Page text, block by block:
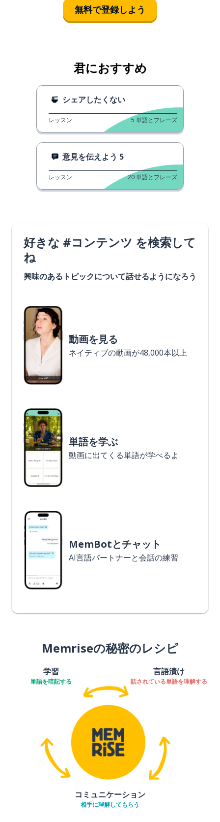
無料で登録しよう
君におすすめ
シェアしたくない
レッスン 5 単語とフレーズ
意見を伝えよう 5
レッスン 20単語とフレーズ
好きな #コンテンツ を検索して
ね
興味のあるトピックについて話せるようになろう
動画を見る
ネイティブの動画が48,000本以上
単語を学ぶ
動画に出てくる単語が学べるよ
MemBotとチャット
AI言語パートナーと会話の練習
Memriseの秘密のレシピ
学習
単語を暗記する
言語漬け
話されている単語を理解する
コミュニケーション
相手に理解してもらう